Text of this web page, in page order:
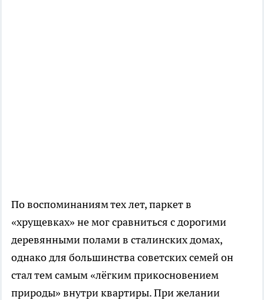
По воспоминаниям тех лет, паркет в
«хрущевках» не мог сравниться с дорогими
деревянными полами в сталинских домах,
однако для большинства советских семей он
стал тем самым «лёгким прикосновением
природы» внутри квартиры. При желании